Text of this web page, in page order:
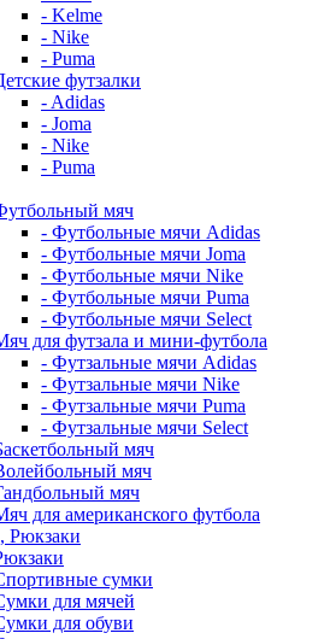
- Kelme
- Nike
- Puma
футзалки
- Adidas
- Joma
- Nike
- Puma
мяч
- Футбольные мячи Adidas
- Футбольные мячи Joma
- Футбольные мячи Nike
- Футбольные мячи Puma
- Футбольные мячи Select
для футзала и мини-футбола
- Футзальные мячи Adidas
- Футзальные мячи Nike
- Футзальные мячи Puma
- Футзальные мячи Select
мяч
мяч
мяч
для американского футбола
Рюкзаки
сумки
для мячей
для обуви